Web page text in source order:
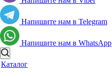
Напишите нам в Telegram
Напишите нам в WhatsApp
Каталог